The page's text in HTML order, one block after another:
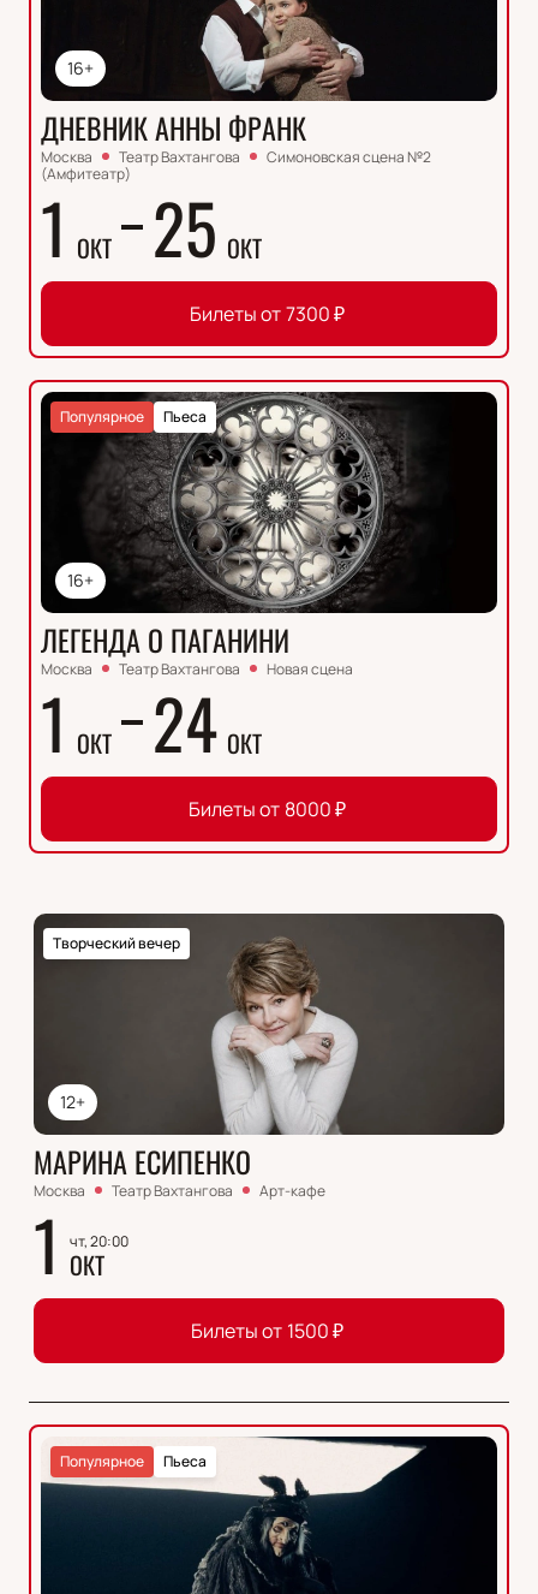
16+
ДНЕВНИК АННЫ ФРАНК
Москва Театр Вахтангова
Симоновская сцена №2
(Амфитеатр)
1 ОКТ 25 ОКТ
Билеты от 7300₽
16+
Пьеса
Популярное
ЛЕГЕНДА О ПАГАНИНИ
Москва Театр Вахтангова Новая сцена
1 ОКТ 24 ОКТ
Билеты от 8000₽
12+
Творческий вечер
МАРИНА ЕСИПЕНКО
Москва Театр Вахтангова Арт-кафе
1 чт, 20:00
ОКТ
Билеты от 1500₽
Пьеса
Популярное